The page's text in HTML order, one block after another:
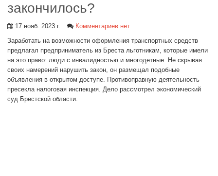
закончилось?
17 нояб. 2023 г.
Комментариев нет
Заработать на возможности оформления транспортных средств
предлагал предприниматель из Бреста льготникам, которые имели
на это право: люди с инвалидностью и многодетные. Не скрывая
своих намерений нарушить закон, он размещал подобные
объявления в открытом доступе. Противоправную деятельность
пресекла налоговая инспекция. Дело рассмотрел экономический
суд Брестской области.